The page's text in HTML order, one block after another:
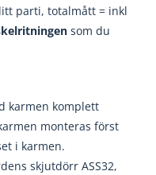
parti, totalmått = inkl
som du
karmen komplett
monteras först
i karmen.
skjutdörr ASS32,